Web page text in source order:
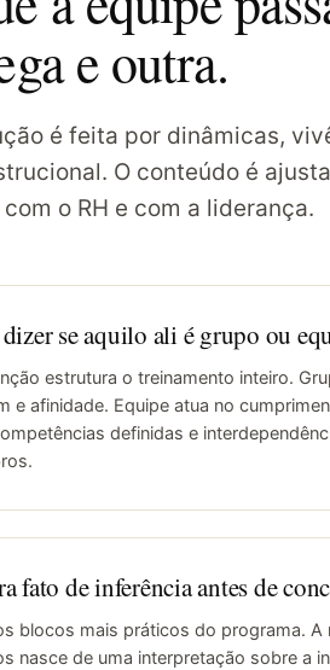
e outra.
é feita por dinâmicas,
O conteúdo é
o RH e com a liderança.
dizer se aquilo ali é grupo ou
estrutura o treinamento inteiro.
e afinidade. Equipe atua no
definidas e
fato de inferência antes de
blocos mais práticos do programa. A
nasce de uma interpretação sobre a